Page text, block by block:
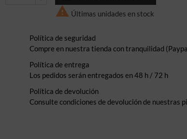
 Últimas unidades en stock
Política de seguridad
Compre en nuestra tienda con tranquilidad
Política de entrega
Los pedidos serán entregados en 48 h / 72 h
Política de devolución
Consulte condiciones de devolución de nuestras